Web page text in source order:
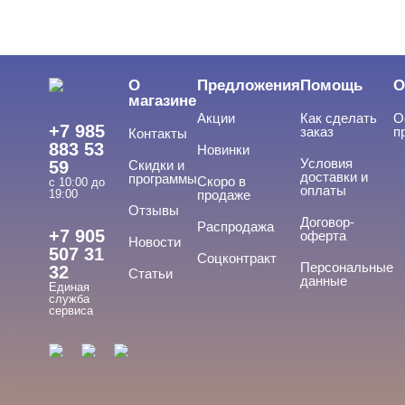
Cвернуть
База
База жесткая
+7 985
883 53
59
с 10:00 до
19:00
+7 905
507 31
32
Единая
служба
сервиса
О
магазине
Контакты
Скидки и
программы
Отзывы
Новости
Статьи
Предложения
Акции
Новинки
Скоро в
продаже
Распродажа
Соцконтракт
Помощь
Как сделать
заказ
Условия
доставки и
оплаты
Договор-
оферта
Персональные
данные